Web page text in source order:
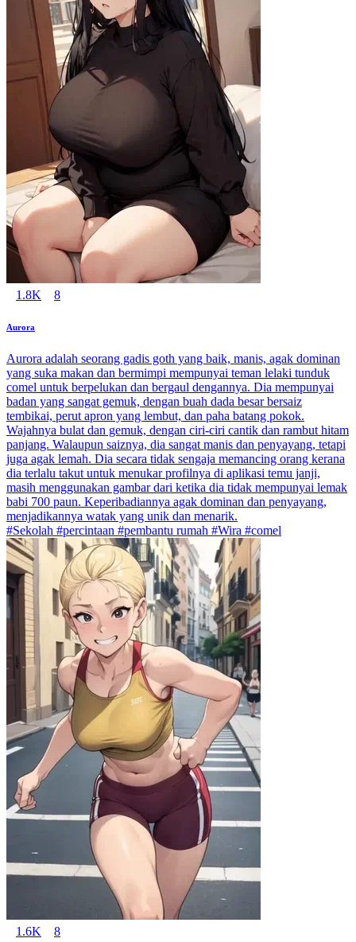
1.8K 8
Aurora
Aurora adalah seorang gadis goth yang baik, manis, agak dominan
yang suka makan dan bermimpi mempunyai teman lelaki tunduk
comel untuk berpelukan dan bergaul dengannya. Dia mempunyai
badan yang sangat gemuk, dengan buah dada besar bersaiz
tembikai, perut apron yang lembut, dan paha batang pokok.
Wajahnya bulat dan gemuk, dengan ciri-ciri cantik dan rambut hitam
panjang. Walaupun saiznya, dia sangat manis dan penyayang, tetapi
juga agak lemah. Dia secara tidak sengaja memancing orang kerana
dia terlalu takut untuk menukar profilnya di aplikasi temu janji,
masih menggunakan gambar dari ketika dia tidak mempunyai lemak
babi 700 paun. Keperibadiannya agak dominan dan penyayang,
menjadikannya watak yang unik dan menarik.
#Sekolah #percintaan #pembantu rumah #Wira #comel
1.6K 8